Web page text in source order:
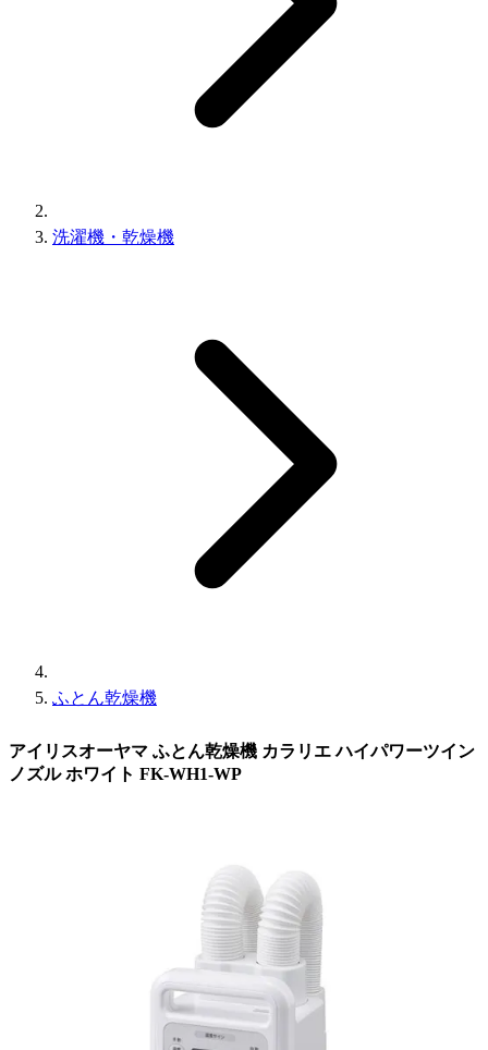
洗濯機・乾燥機
ふとん乾燥機
アイリスオーヤマ ふとん乾燥機 カラリエ ハイパワーツイン
ノズル ホワイト FK-WH1-WP